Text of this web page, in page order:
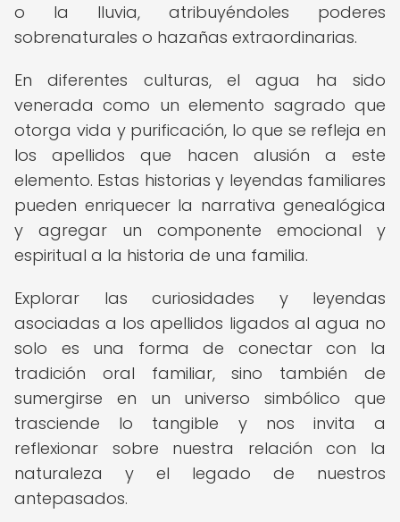
o la lluvia, atribuyéndoles poderes
sobrenaturales o hazañas extraordinarias.
En diferentes culturas, el agua ha sido
venerada como un elemento sagrado que
otorga vida y purificación, lo que se refleja en
los apellidos que hacen alusión a este
elemento. Estas historias y leyendas familiares
pueden enriquecer la narrativa genealógica
y agregar un componente emocional y
espiritual a la historia de una familia.
Explorar las curiosidades y leyendas
asociadas a los apellidos ligados al agua no
solo es una forma de conectar con la
tradición oral familiar, sino también de
sumergirse en un universo simbólico que
trasciende lo tangible y nos invita a
reflexionar sobre nuestra relación con la
naturaleza y el legado de nuestros
antepasados.